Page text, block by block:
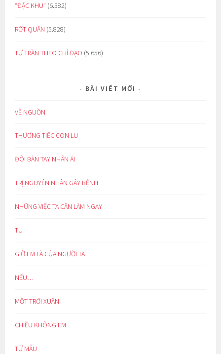
“ĐẶC KHU” (6.382)
RỚT QUẦN (5.828)
TỪ TRẦN THEO CHỈ ĐẠO (5.656)
BÀI VIẾT MỚI
VỀ NGUỒN
THƯƠNG TIẾC CON LU
ĐÔI BÀN TAY NHÂN ÁI
TRỊ NGUYÊN NHÂN GÂY BỆNH
NHỮNG VIỆC TA CẦN LÀM NGAY
TU
GIỜ EM LÀ CỦA NGƯỜI TA
NẾU…
MỘT TRỜI XUÂN
CHIỀU KHÔNG EM
TỪ MẪU